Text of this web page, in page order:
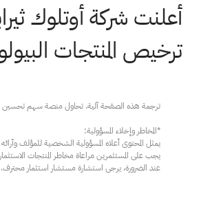
أعلنت شركة أوتلوك
ترخيص المنتجات
عند الضرورة، يرجى استشارة مستشار استثمار